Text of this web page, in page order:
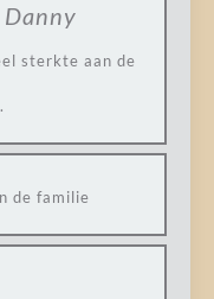
Danny
sterkte aan de
de familie